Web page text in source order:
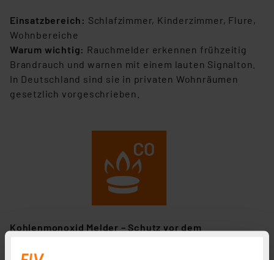
Einsatzbereich: Schlafzimmer, Kinderzimmer, Flure,
Wohnbereiche
Warum wichtig: Rauchmelder erkennen frühzeitig
Brandrauch und warnen mit einem lauten Signalton.
In Deutschland sind sie in privaten Wohnräumen
gesetzlich vorgeschrieben.
Kohlenmonoxid Melder – Schutz vor dem